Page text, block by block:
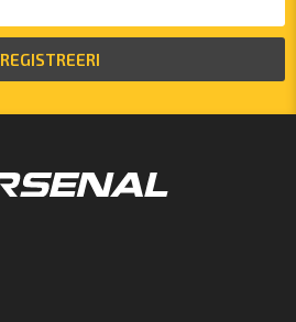
REGISTREERI